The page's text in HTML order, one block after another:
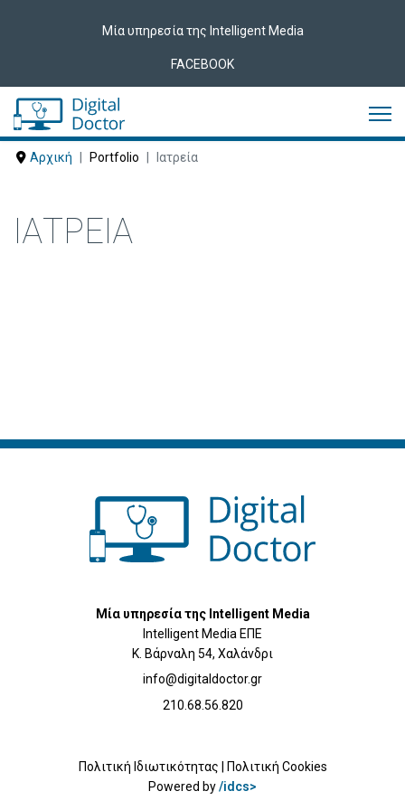
Μία υπηρεσία της Intelligent Media
FACEBOOK
Αρχική Portfolio Ιατρεία
ΙΑΤΡΕΊΑ
Μία υπηρεσία της Intelligent Media
Intelligent Media ΕΠΕ
Κ. Βάρναλη 54, Χαλάνδρι
info@digitaldoctor.gr
210.68.56.820
Πολιτική Ιδιωτικότητας | Πολιτική Cookies
Powered by/idcs>